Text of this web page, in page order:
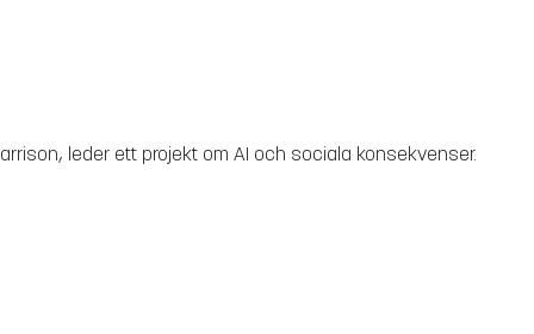
leder ett projekt om AI och sociala konsekvenser.